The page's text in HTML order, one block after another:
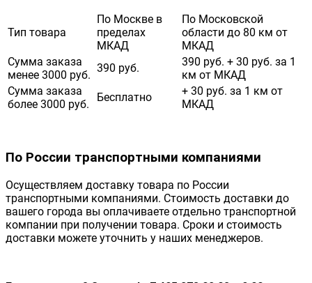
Тип товара
По Москве в
пределах
МКАД
По Московской
области до 80 км от
МКАД
Сумма заказа
менее 3000 руб.
390 руб.
390 руб. + 30 руб. за 1
км от МКАД
Сумма заказа
более 3000 руб.
Бесплатно
+ 30 руб. за 1 км от
МКАД
По России транспортными компаниями
Осуществляем доставку товара по России
транспортными компаниями. Стоимость доставки до
вашего города вы оплачиваете отдельно транспортной
компании при получении товара. Сроки и стоимость
доставки можете уточнить у наших менеджеров.